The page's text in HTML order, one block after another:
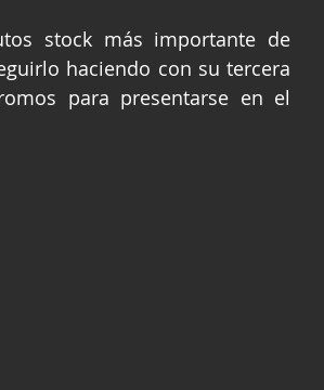
stock más importante de
haciendo con su tercera
para presentarse en el